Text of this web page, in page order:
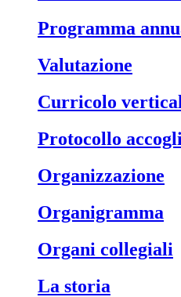
Programma
Valutazione
Curricolo
Protocollo
Organizzazione
Organigramma
Organi collegiali
La storia